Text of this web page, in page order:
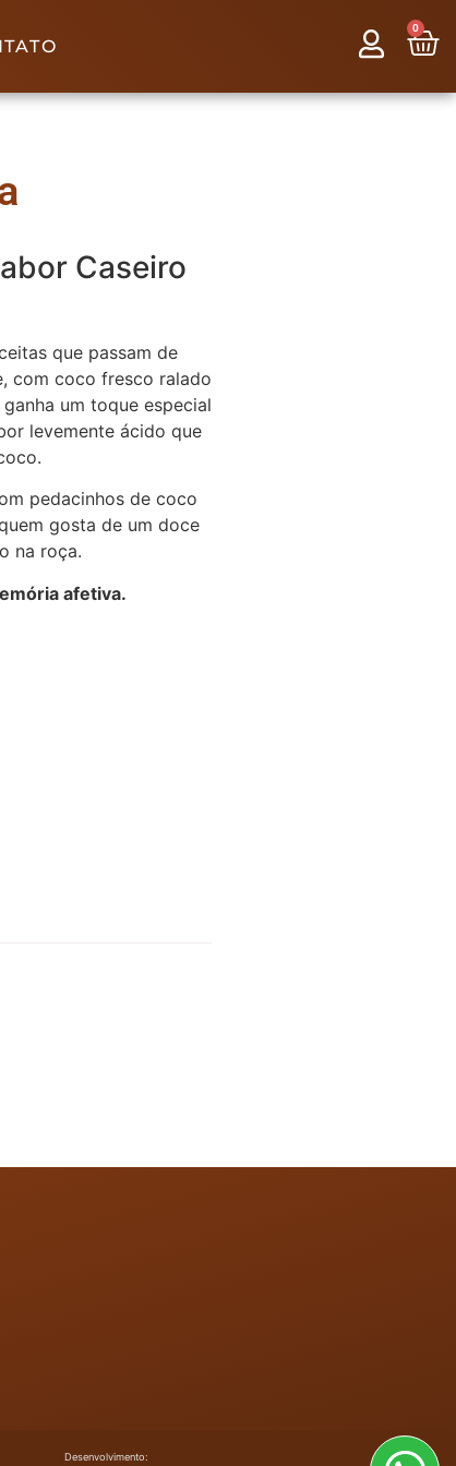
0
Caseiro
que passam de
com coco fresco ralado
um toque especial
levemente ácido que
pedacinhos de coco
gosta de um doce
na roça.
afetiva.
Desenvolvimento: